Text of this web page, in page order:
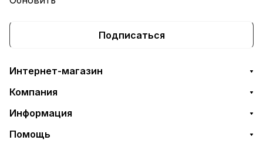
Подписаться
Интернет-магазин
Компания
Информация
Помощь